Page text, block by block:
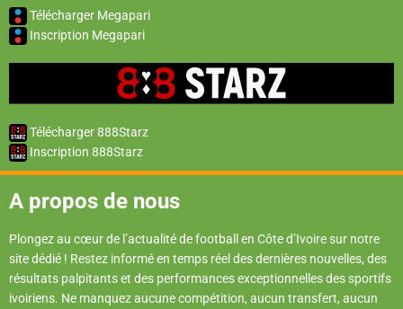
Télécharger Megapari
Inscription Megapari
Télécharger 888Starz
Inscription 888Starz
A propos de nous
Plongez au cœur de l’actualité de football en Côte d’Ivoire sur notre
site dédié ! Restez informé en temps réel des dernières nouvelles, des
résultats palpitants et des performances exceptionnelles des sportifs
ivoiriens. Ne manquez aucune compétition, aucun transfert, aucun